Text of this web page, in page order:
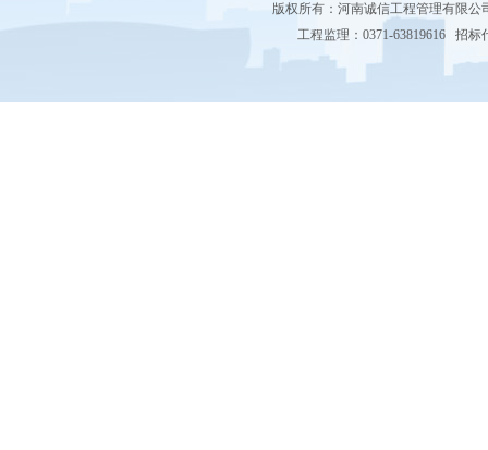
版权所有：河南诚信工程管理有限
工程监理：0371-63819616 招标